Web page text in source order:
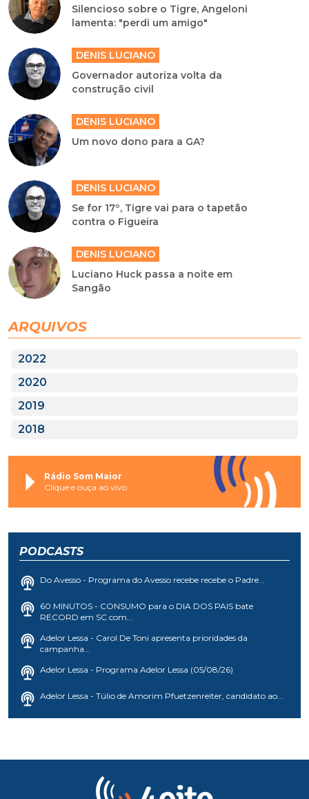
Silencioso sobre o Tigre, Angeloni
lamenta: "perdi um amigo"
DENIS LUCIANO
Governador autoriza volta da
construção civil
DENIS LUCIANO
Um novo dono para a GA?
DENIS LUCIANO
Se for 17º, Tigre vai para o tapetão
contra o Figueira
DENIS LUCIANO
Luciano Huck passa a noite em
Sangão
ARQUIVOS
2022
2020
2019
2018
Rádio Som Maior
Clique e ouça ao vivo
PODCASTS
Do Avesso - Programa do Avesso recebe recebe o Padre...
60 MINUTOS - CONSUMO para o DIA DOS PAIS bate
RECORD em SC com...
Adelor Lessa - Carol De Toni apresenta prioridades da
campanha...
Adelor Lessa - Programa Adelor Lessa (05/08/26)
Adelor Lessa - Túlio de Amorim Pfuetzenreiter, candidato ao...